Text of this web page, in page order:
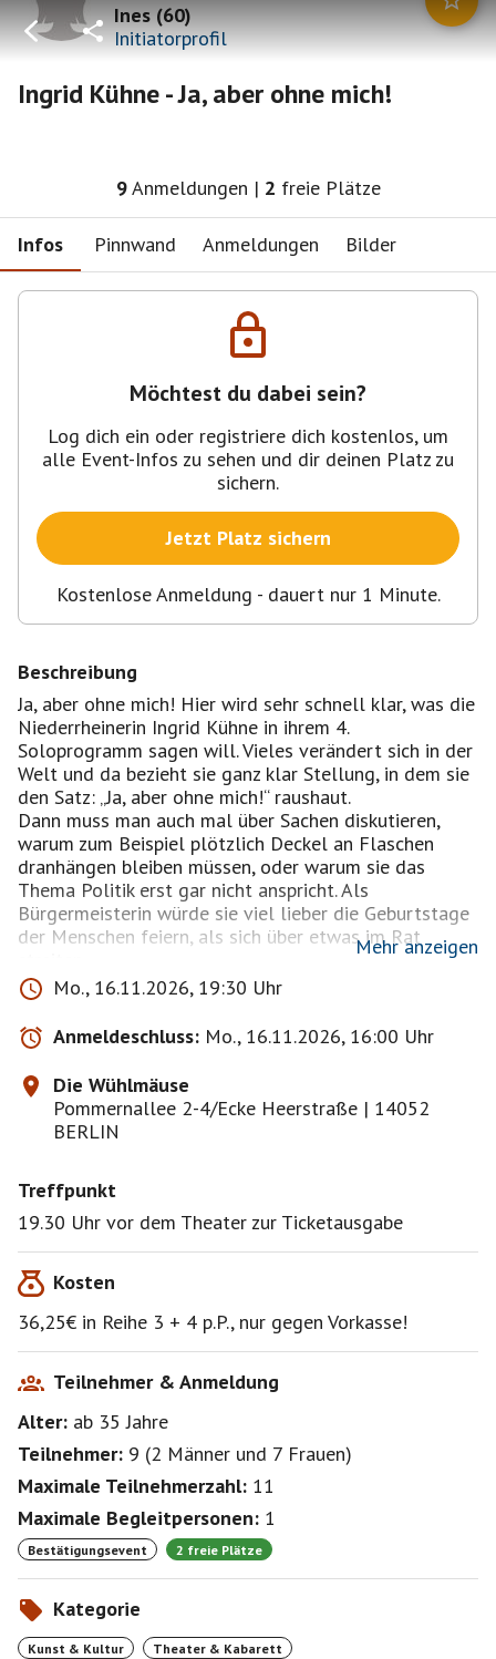
Ines(60)
Initiatorprofil
Ingrid Kühne - Ja, aber ohne mich!
9Anmeldungen | 2 freie Plätze
Infos Pinnwand Anmeldungen Bilder
Möchtest du dabei sein?
Log dich ein oder registriere dich kostenlos, um
alle Event-Infos zu sehen und dir deinen Platz zu
sichern.
Jetzt Platz sichern
Kostenlose Anmeldung - dauert nur 1 Minute.
Beschreibung
Ja, aber ohne mich! Hier wird sehr schnell klar, was die
Niederrheinerin Ingrid Kühne in ihrem 4.
Soloprogramm sagen will. Vieles verändert sich in der
Welt und da bezieht sie ganz klar Stellung, in dem sie
den Satz: „Ja, aber ohne mich!“ raushaut.
Dann muss man auch mal über Sachen diskutieren,
warum zum Beispiel plötzlich Deckel an Flaschen
dranhängen bleiben müssen, oder warum sie das
Thema Politik erst gar nicht anspricht. Als
Bürgermeisterin würde sie viel lieber die Geburtstage
der Menschen feiern, als sich über etwas im Rat
Es wird auch dieses Mal nicht laut, böse oder
schimpfend, sondern wie immer – einfach nur lustig.
Sie freut sich auf ihr Publikum, das hoffentlich sagt:
Ja, gerne mit mir!
Karten kaufe ich für uns zusammenhängend ,
damit niemand allein sitzen muss.
Nach erfolgter Bestätigung schicke ich eine
Karten sind von Rücknahme und Umtausch
ausgeschlossen !
Ersatzperson zu finden.
bitte ab !
Dann können auch andere Mitglieder den freien Platz
sehen.
per Überweisung
an dich aus.
Mehr anzeigen
Mo., 16.11.2026, 19:30 Uhr
Anmeldeschluss: Mo., 16.11.2026, 16:00 Uhr
Die Wühlmäuse
Pommernallee 2-4/Ecke Heerstraße | 14052
BERLIN
Treffpunkt
19.30 Uhr vor dem Theater zur Ticketausgabe
Kosten
36,25€ in Reihe 3 + 4 p.P., nur gegen Vorkasse!
Teilnehmer & Anmeldung
Alter: ab 35Jahre
Teilnehmer: 9 (2 Männer und 7 Frauen)
Maximale Teilnehmerzahl: 11
Maximale Begleitpersonen: 1
Bestätigungsevent 2 freie Plätze
Kategorie
Kunst & Kultur Theater & Kabarett